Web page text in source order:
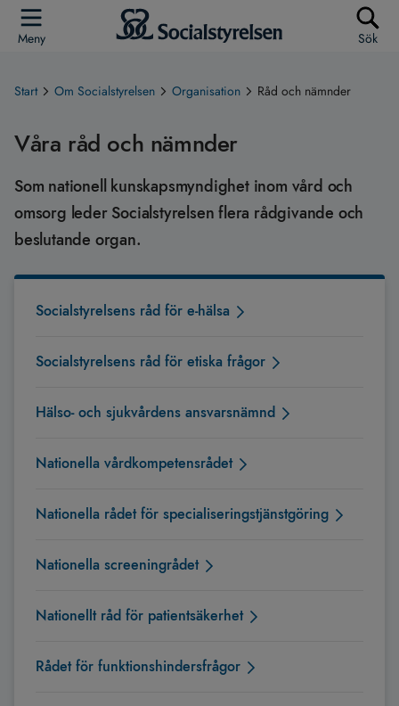
Meny Sök
Start Om Socialstyrelsen Organisation Råd och nämnder
Våra råd och nämnder
Som nationell kunskapsmyndighet inom vård och
omsorg leder Socialstyrelsen flera rådgivande och
beslutande organ.
Socialstyrelsens råd för e-hälsa
Socialstyrelsens råd för etiska frågor
Hälso- och sjukvårdens ansvarsnämnd
Nationella vårdkompetensrådet
Nationella rådet för specialiseringstjänstgöring
Nationella screeningrådet
Nationellt råd för patientsäkerhet
Rådet för funktionshindersfrågor